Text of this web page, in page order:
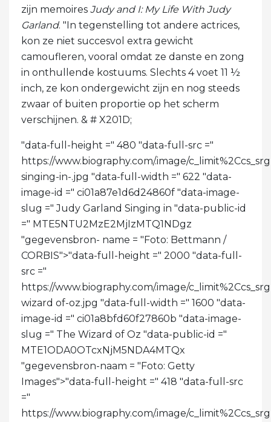
zijn memoires Judy and I: My Life With Judy
Garland. "In tegenstelling tot andere actrices,
kon ze niet succesvol extra gewicht
camoufleren, vooral omdat ze danste en zong
in onthullende kostuums. Slechts 4 voet 11 ½
inch, ze kon ondergewicht zijn en nog steeds
zwaar of buiten proportie op het scherm
verschijnen. & # X201D;
"data-full-height =" 480 "data-full-src ="
https://www.biography.com/.image/
singing-in-.jpg "data-full-width =" 622 "data-
image-id =" ci01a87e1d6d24860f "data-image-
slug =" Judy Garland Singing in "data-public-id
=" MTE5NTU2MzE2MjIzMTQ1NDgz
"gegevensbron- name = "Foto: Bettmann /
CORBIS">"data-full-height =" 2000 "data-full-
src ="
https://www.biography.com/.image/
wizard of-oz.jpg "data-full-width =" 1600 "data-
image-id =" ci01a8bfd60f27860b "data-image-
slug =" The Wizard of Oz "data-public-id ="
MTE1ODA0OTcxNjM5NDA4MTQx
"gegevensbron-naam = "Foto: Getty
Images">"data-full-height =" 418 "data-full-src
="
https://www.biography.com/.image/